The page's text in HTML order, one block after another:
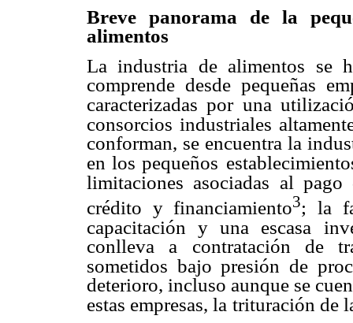
Breve panorama de la
alimentos
La industria de alimentos se
comprende desde pequeñas
caracterizadas por una
consorcios industriales
conforman, se encuentra la
en los pequeños
limitaciones asociadas al pago
crédito y financiamiento3; la
capacitación y una escasa
conlleva a contratación de
sometidos bajo presión de
deterioro, incluso aunque se
estas empresas, la trituración de